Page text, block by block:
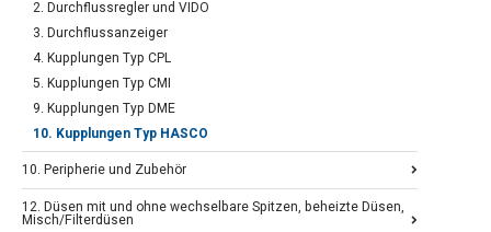
2. Durchflussregler und VIDO
3. Durchflussanzeiger
4. Kupplungen Typ CPL
5. Kupplungen Typ CMI
9. Kupplungen Typ DME
10. Kupplungen Typ HASCO
10. Peripherie und Zubehör
12. Düsen mit und ohne wechselbare Spitzen, beheizte Düsen,
Misch/Filterdüsen